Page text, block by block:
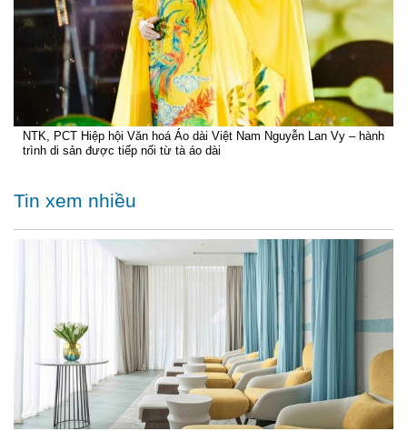
NTK, PCT Hiệp hội Văn hoá Áo dài Việt Nam Nguyễn Lan Vy – hành
trình di sản được tiếp nối từ tà áo dài
Tin xem nhiều